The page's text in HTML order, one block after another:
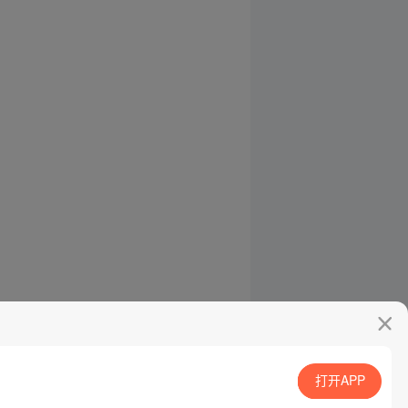
打开APP